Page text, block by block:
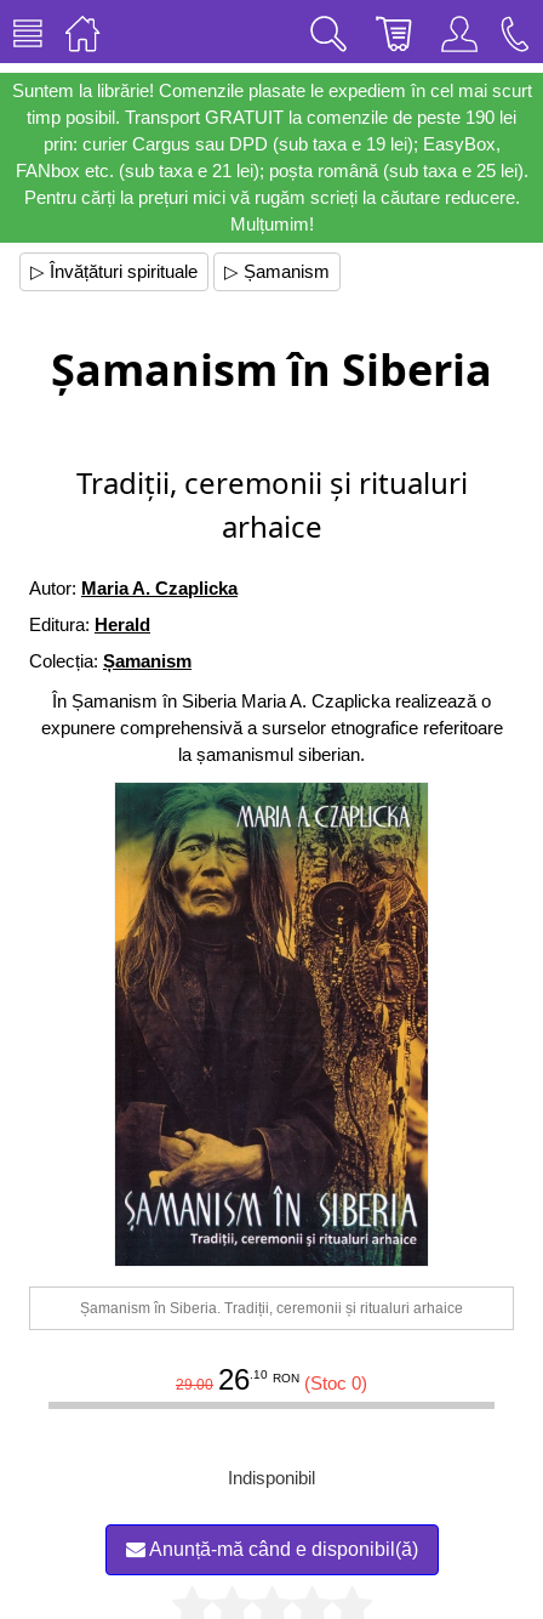
Suntem la librărie! Comenzile plasate le expediem în cel mai scurt
timp posibil. Transport GRATUIT la comenzile de peste 190 lei
prin: curier Cargus sau DPD (sub taxa e 19 lei); EasyBox,
FANbox etc. (sub taxa e 21 lei); poșta română (sub taxa e 25 lei).
Pentru cărți la prețuri mici vă rugăm scrieți la căutare reducere.
Mulțumim!
▷ Învățături spirituale ▷ Șamanism
Șamanism în Siberia
Tradiții, ceremonii și ritualuri
arhaice
Autor: Maria A. Czaplicka
Editura: Herald
Colecția: Șamanism
În Șamanism în Siberia Maria A. Czaplicka realizează o
expunere comprehensivă a surselor etnografice referitoare
la șamanismul siberian.
Șamanism în Siberia. Tradiții, ceremonii și ritualuri arhaice
29.00 26.10 RON (Stoc 0)
Indisponibil
Anunță-mă când e disponibil(ă)